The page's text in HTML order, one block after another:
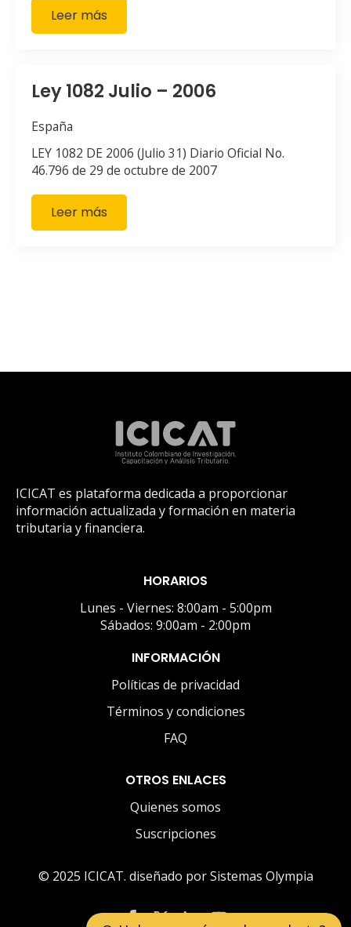
Leer más
Ley 1082 Julio – 2006
España
LEY 1082 DE 2006 (Julio 31) Diario Oficial No.
46.796 de 29 de octubre de 2007
Leer más
ICICAT es plataforma dedicada a proporcionar
información actualizada y formación en materia
tributaria y financiera.
HORARIOS
Lunes - Viernes: 8:00am - 5:00pm
Sábados: 9:00am - 2:00pm
INFORMACIÓN
Políticas de privacidad
Términos y condiciones
FAQ
OTROS ENLACES
Quienes somos
Suscripciones
© 2025 ICICAT. diseñado por Sistemas Olympia